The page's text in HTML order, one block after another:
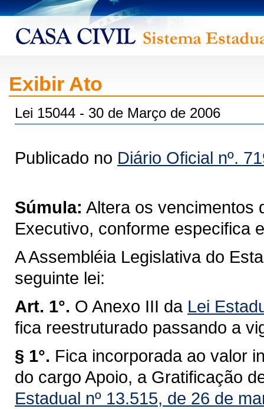
Exibir Ato
Lei 15044 - 30 de Março de 2006
Publicado no Diário Oficial nº.
Súmula: Altera os vencimentos
Executivo, conforme especifica
A Assembléia Legislativa do
seguinte lei:
Art. 1°. O Anexo III da Lei
fica reestruturado passando a
§ 1°. Fica incorporada ao valor
do cargo Apoio, a Gratificação
Estadual nº 13.515, de 26 de